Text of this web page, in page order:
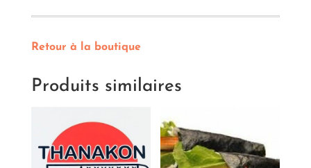
Retour à la boutique
Produits similaires